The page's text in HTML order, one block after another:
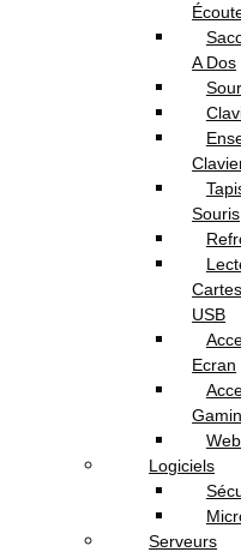
l’accessoire de
connecté avec style et
marque réputée
TECNO,
compact et épuré,
manquera pas de faire
est équipé de
toutes vos attentes en
vous
ce soit pour passer des
explorer vos
longue durée garantit
Ce téléphone offre une
idéale pour vos
musique préférée. Son
permet de capturer vos
, vous
pratique qui simplifie
A Dos
Souris
USB
Ecran
Logiciels
Serveurs